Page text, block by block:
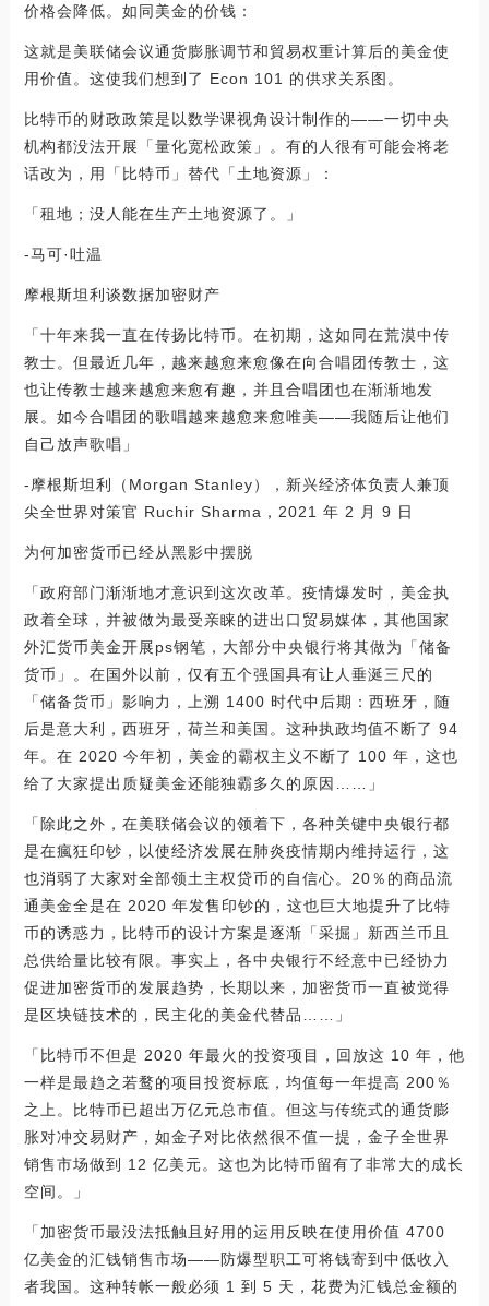
价格会降低。如同美金的价钱：
这就是美联储会议通货膨胀调节和貿易权重计算后的美金使
用价值。这使我们想到了 Econ 101 的供求关系图。
比特币的财政政策是以数学课视角设计制作的——一切中央
机构都没法开展「量化宽松政策」。有的人很有可能会将老
话改为，用「比特币」替代「土地资源」：
「租地；没人能在生产土地资源了。」
-马可·吐温
摩根斯坦利谈数据加密财产
「十年来我一直在传扬比特币。在初期，这如同在荒漠中传
教士。但最近几年，越来越愈来愈像在向合唱团传教士，这
也让传教士越来越愈来愈有趣，并且合唱团也在渐渐地发
展。如今合唱团的歌唱越来越愈来愈唯美——我随后让他们
自己放声歌唱」
-摩根斯坦利（Morgan Stanley），新兴经济体负责人兼顶
尖全世界对策官 Ruchir Sharma，2021 年 2 月 9 日
为何加密货币已经从黑影中摆脱
「政府部门渐渐地才意识到这次改革。疫情爆发时，美金执
政着全球，并被做为最受亲睐的进出口贸易媒体，其他国家
外汇货币美金开展ps钢笔，大部分中央银行将其做为「储备
货币」。在国外以前，仅有五个强国具有让人垂涎三尺的
「储备货币」影响力，上溯 1400 时代中后期：西班牙，随
后是意大利，西班牙，荷兰和美国。这种执政均值不断了 94
年。在 2020 今年初，美金的霸权主义不断了 100 年，这也
给了大家提出质疑美金还能独霸多久的原因……」
「除此之外，在美联储会议的领着下，各种关键中央银行都
是在瘋狂印钞，以使经济发展在肺炎疫情期内维持运行，这
也消弱了大家对全部领土主权贷币的自信心。20％的商品流
通美金全是在 2020 年发售印钞的，这也巨大地提升了比特
币的诱惑力，比特币的设计方案是逐渐「采掘」新西兰币且
总供给量比较有限。事实上，各中央银行不经意中已经协力
促进加密货币的发展趋势，长期以来，加密货币一直被觉得
是区块链技术的，民主化的美金代替品……」
「比特币不但是 2020 年最火的投资项目，回放这 10 年，他
一样是最趋之若鹜的项目投资标底，均值每一年提高 200％
之上。比特币已超出万亿元总市值。但这与传统式的通货膨
胀对冲交易财产，如金子对比依然很不值一提，金子全世界
销售市场做到 12 亿美元。这也为比特币留有了非常大的成长
空间。」
「加密货币最没法抵触且好用的运用反映在使用价值 4700
亿美金的汇钱销售市场——防爆型职工可将钱寄到中低收入
者我国。这种转帐一般必须 1 到 5 天，花费为汇钱总金额的